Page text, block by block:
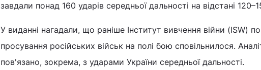
завдали понад 160 ударів середньої дальності на відстані
У виданні нагадали, що раніше Інститут вивчення війни (ISW)
просування російських військ на полі бою сповільнилося.
пов'язано, зокрема, з ударами України середньої дальності.